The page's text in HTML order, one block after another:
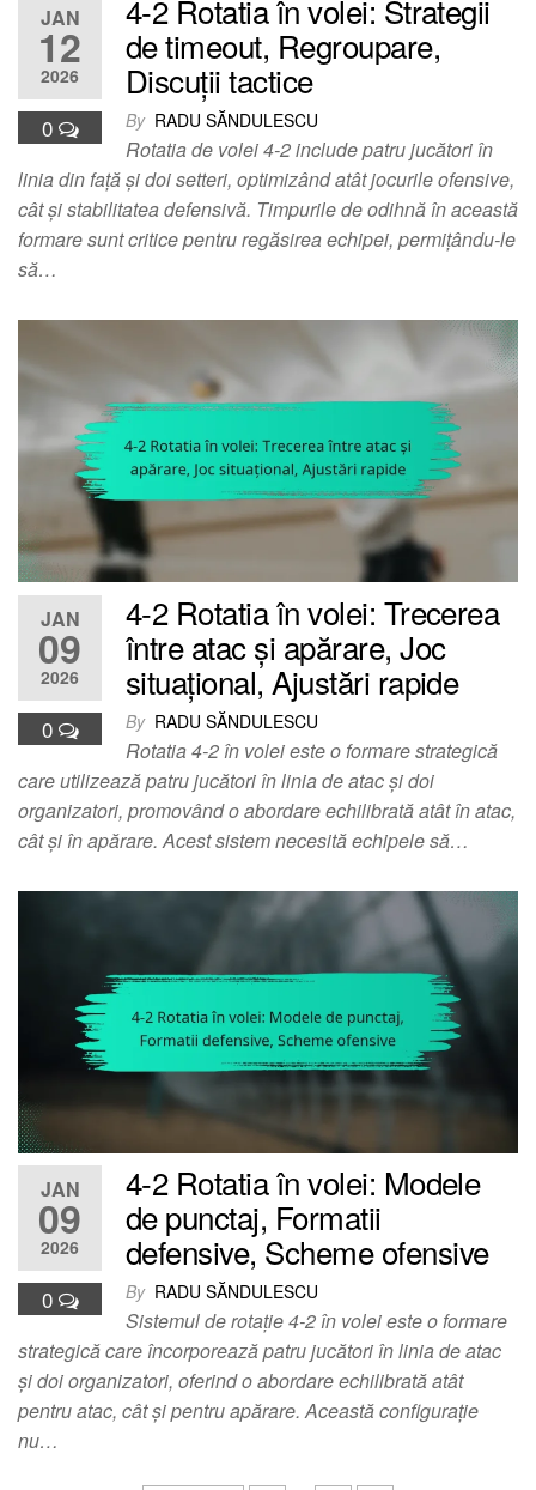
JAN
12
2026
0
4-2 Rotatia în volei: Strategii
de timeout, Regroupare,
Discuții tactice
By RADU SĂNDULESCU
Rotatia de volei 4-2 include patru jucători în
linia din față și doi setteri, optimizând atât jocurile ofensive,
cât și stabilitatea defensivă. Timpurile de odihnă în această
formare sunt critice pentru regăsirea echipei, permițându-le
să…
JAN
09
2026
0
4-2 Rotatia în volei: Trecerea
între atac și apărare, Joc
situațional, Ajustări rapide
By RADU SĂNDULESCU
Rotatia 4-2 în volei este o formare strategică
care utilizează patru jucători în linia de atac și doi
organizatori, promovând o abordare echilibrată atât în atac,
cât și în apărare. Acest sistem necesită echipele să…
JAN
09
2026
0
4-2 Rotatia în volei: Modele
de punctaj, Formatii
defensive, Scheme ofensive
By RADU SĂNDULESCU
Sistemul de rotație 4-2 în volei este o formare
strategică care încorporează patru jucători în linia de atac
și doi organizatori, oferind o abordare echilibrată atât
pentru atac, cât și pentru apărare. Această configurație
nu…